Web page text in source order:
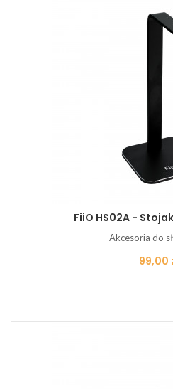
FiiO HS02A -
Akcesoria do
Cena
99,00